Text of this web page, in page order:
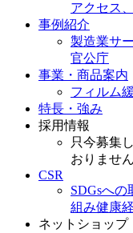
アクセス
事例紹介
製造業サ
官公庁
事業・商品案内
フィルム
特長・強み
採用情報
只今募集
おりません
CSR
SDGsへの
組み健康
ネットショップ